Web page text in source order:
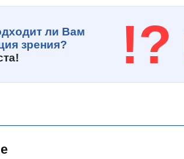
ли Вам
зрения?
!?